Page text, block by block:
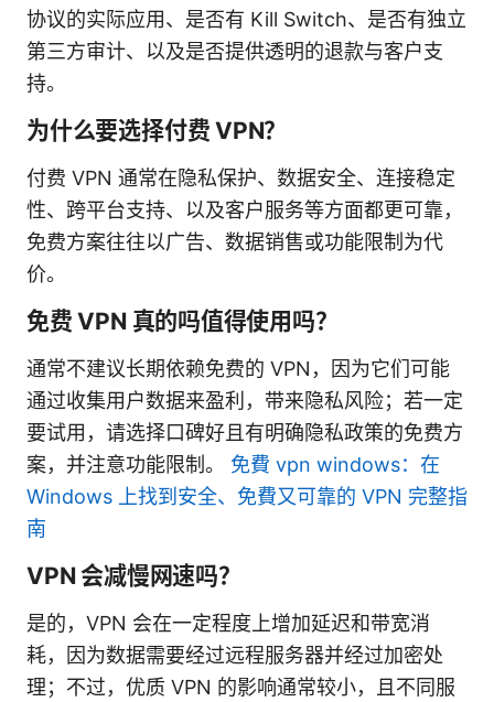
协议的实际应用、是否有 Kill Switch、是否有独立
第三方审计、以及是否提供透明的退款与客户支
持。
为什么要选择付费 VPN？
付费 VPN 通常在隐私保护、数据安全、连接稳定
性、跨平台支持、以及客户服务等方面都更可靠，
免费方案往往以广告、数据销售或功能限制为代
价。
免费 VPN 真的吗值得使用吗？
通常不建议长期依赖免费的 VPN，因为它们可能
通过收集用户数据来盈利，带来隐私风险；若一定
要试用，请选择口碑好且有明确隐私政策的免费方
案，并注意功能限制。 免費 vpn windows：在
Windows 上找到安全、免費又可靠的 VPN 完整指
南
VPN 会减慢网速吗？
是的，VPN 会在一定程度上增加延迟和带宽消
耗，因为数据需要经过远程服务器并经过加密处
理；不过，优质 VPN 的影响通常较小，且不同服